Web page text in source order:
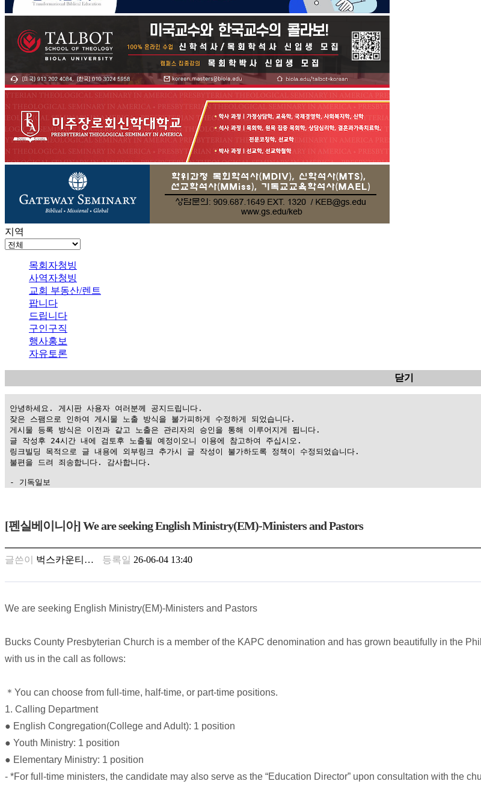
지역
목회자청빙
사역자청빙
교회 부동산/렌트
팝니다
드립니다
구인구직
행사홍보
자유토론
닫기
안녕하세요. 게시판 사용자 여러분께 공지드립니다.
잦은 스팸으로 인하여 게시물 노출 방식을 불가피하게 수정하게 되었습니다.
게시물 등록 방식은 이전과 같고 노출은 관리자의 승인을 통해 이루어지게 됩니다.
글 작성후 24시간 내에 검토후 노출될 예정이오니 이용에 참고하여 주십시오.
링크빌딩 목적으로 글 내용에 외부링크 추가시 글 작성이 불가하도록 정책이 수정되었습니다.
불편을 드려 죄송합니다. 감사합니다.
- 기독일보
만
찾
기
링
크
키
넷
주
minky
체
출
장
마
러
[펜실베이니아] We are seeking English Ministry(EM)-Ministers and Pastors
글쓴이 벅스카운티… 등록일 26-06-04 13:40
We are seeking English Ministry(EM)-Ministers and Pastors
Bucks County Presbyterian Church is a member of the KAPC denomination and has grown beautifully in the
with us in the call as follows:
＊You can choose from full-time, half-time, or part-time positions.
1. Calling Department
● English Congregation(College and Adult): 1 position
● Youth Ministry: 1 position
● Elementary Ministry: 1 position
- *For full-time ministers, the candidate may also serve as the “Education Director” upon consultation with the